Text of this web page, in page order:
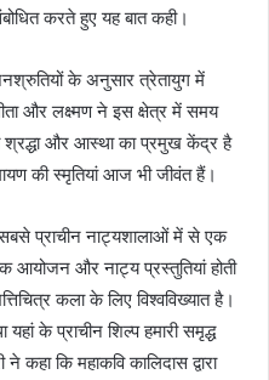
करते हुए यह बात कही।
के अनुसार त्रेतायुग में
और लक्ष्मण ने इस क्षेत्र में समय
श्रद्धा और आस्था का प्रमुख केंद्र है
की स्मृतियां आज भी जीवंत हैं।
सबसे प्राचीन नाट्यशालाओं में से एक
आयोजन और नाट्य प्रस्तुतियां होती
कला के लिए विश्वविख्यात है।
के प्राचीन शिल्प हमारी समृद्ध
कहा कि महाकवि कालिदास द्वारा